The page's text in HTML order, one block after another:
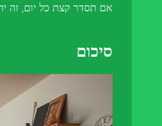
אם תסדר קצת כל יום, זה
סיכום